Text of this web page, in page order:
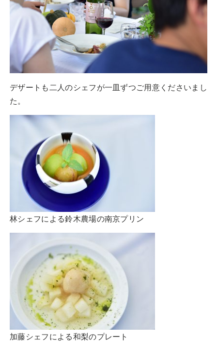
デザートも二人のシェフが一皿ずつご用意くださいまし
た。
林シェフによる鈴木農場の南京プリン
加藤シェフによる和梨のプレート